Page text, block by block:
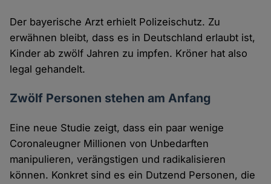
Der bayerische Arzt erhielt Polizeischutz. Zu
erwähnen bleibt, dass es in Deutschland erlaubt ist,
Kinder ab zwölf Jahren zu impfen. Kröner hat also
legal gehandelt.
Zwölf Personen stehen am Anfang
Eine neue Studie zeigt, dass ein paar wenige
Coronaleugner Millionen von Unbedarften
manipulieren, verängstigen und radikalisieren
können. Konkret sind es ein Dutzend Personen, die